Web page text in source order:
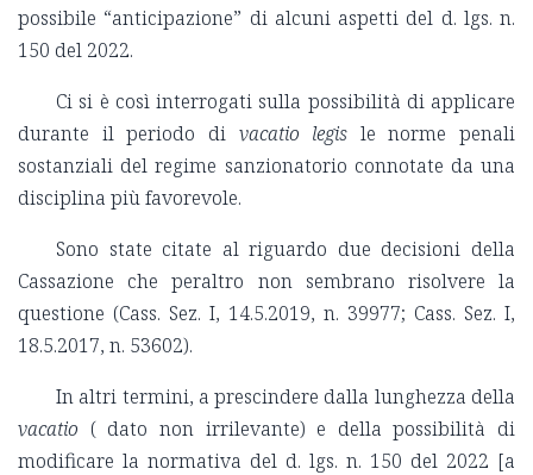
possibile “anticipazione” di alcuni aspetti del d. lgs. n.
150 del 2022.
Ci si è così interrogati sulla possibilità di applicare
durante il periodo di vacatio legis le norme penali
sostanziali del regime sanzionatorio connotate da una
disciplina più favorevole.
Sono state citate al riguardo due decisioni della
Cassazione che peraltro non sembrano risolvere la
questione (Cass. Sez. I, 14.5.2019, n. 39977; Cass. Sez. I,
18.5.2017, n. 53602).
In altri termini, a prescindere dalla lunghezza della
vacatio ( dato non irrilevante) e della possibilità di
modificare la normativa del d. lgs. n. 150 del 2022 [a